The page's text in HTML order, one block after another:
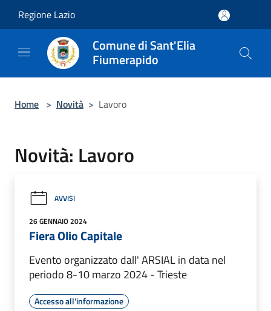
Regione Lazio
Comune di Sant'Elia
Fiumerapido
Home > Novità > Lavoro
Novità: Lavoro
AVVISI
26 GENNAIO 2024
Fiera Olio Capitale
Evento organizzato dall' ARSIAL in data nel
periodo 8-10 marzo 2024 - Trieste
Accesso all'informazione